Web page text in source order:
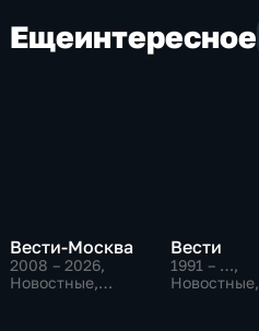
Ещеинтересное
Вести-Москва
2008 – 2026,
Новостные,
Вести
1991 – …,
Новостные,